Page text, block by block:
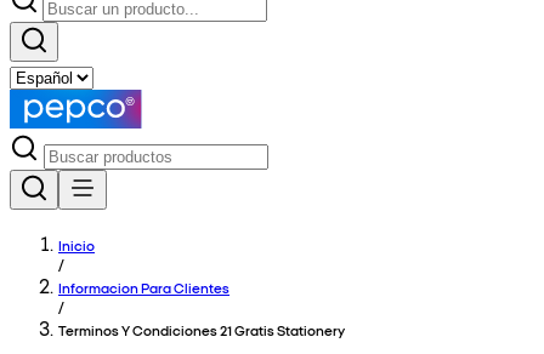
Inicio
/
Informacion Para Clientes
/
Terminos Y Condiciones 21 Gratis Stationery